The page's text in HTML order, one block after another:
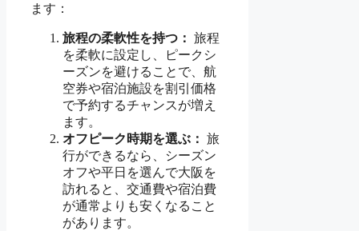
ます：
旅程の柔軟性を持つ： 旅程
を柔軟に設定し、ピークシ
ーズンを避けることで、航
空券や宿泊施設を割引価格
で予約するチャンスが増え
ます。
オフピーク時期を選ぶ： 旅
行ができるなら、シーズン
オフや平日を選んで大阪を
訪れると、交通費や宿泊費
が通常よりも安くなること
があります。